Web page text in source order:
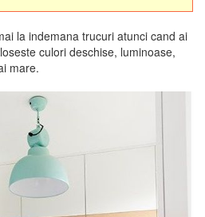
la indemana trucuri atunci cand ai
culori deschise, luminoase,
mare.